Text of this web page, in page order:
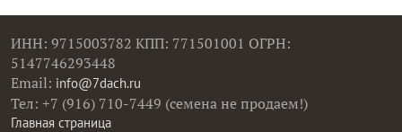
ИНН: 9715003782 КПП: 771501001 ОГРН:
5147746293448
Email: info@7dach.ru
Тел: +7 (916) 710-7449 (семена не продаем!)
Главная страница